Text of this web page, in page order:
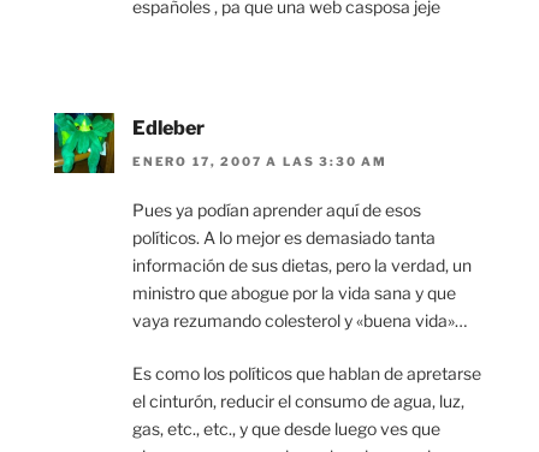
españoles , pa que una web casposa jeje
Edleber
ENERO 17, 2007 A LAS 3:30 AM
Pues ya podían aprender aquí de esos
políticos. A lo mejor es demasiado tanta
información de sus dietas, pero la verdad, un
ministro que abogue por la vida sana y que
vaya rezumando colesterol y «buena vida»…
Es como los políticos que hablan de apretarse
el cinturón, reducir el consumo de agua, luz,
gas, etc., etc., y que desde luego ves que